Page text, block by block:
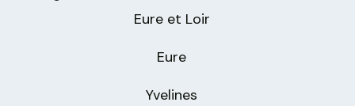
Eure et Loir
Eure
Yvelines